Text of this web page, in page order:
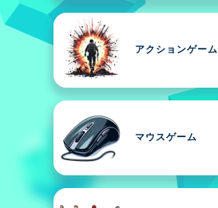
アクションゲーム
マウスゲーム